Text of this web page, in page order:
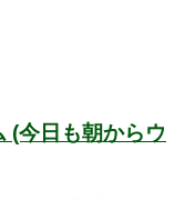
(今日も朝からウ